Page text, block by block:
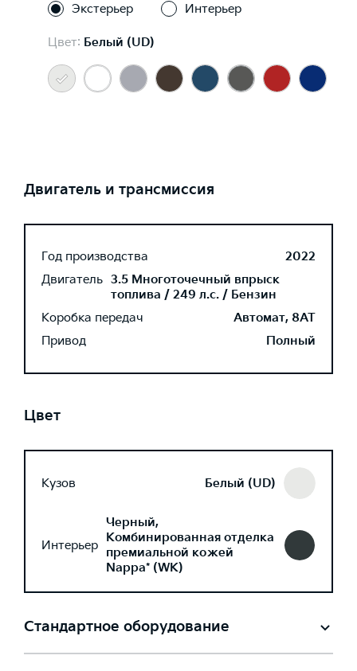
Экстерьер Интерьер
Цвет: Белый (UD)
Двигатель и трансмиссия
Год производства
2022
Двигатель 3.5 Многоточечный впрыск
топлива / 249 л.с. / Бензин
Коробка передач
Автомат, 8AT
Привод
Полный
Цвет
Кузов Белый (UD)
Интерьер
Черный,
Комбинированная отделка
премиальной кожей
Nappa* (WK)
Стандартное оборудование